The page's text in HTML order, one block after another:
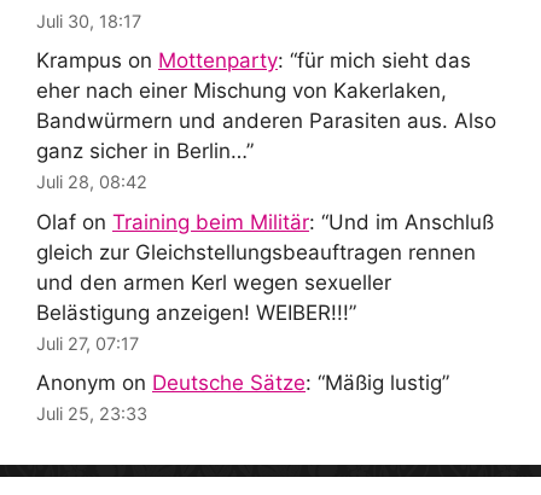
Juli 30, 18:17
Krampus on Mottenparty: “für mich sieht das
eher nach einer Mischung von Kakerlaken,
Bandwürmern und anderen Parasiten aus. Also
ganz sicher in Berlin…”
Juli 28, 08:42
Olaf on Training beim Militär: “Und im Anschluß
gleich zur Gleichstellungsbeauftragen rennen
und den armen Kerl wegen sexueller
Belästigung anzeigen! WEIBER!!!”
Juli 27, 07:17
Anonym on Deutsche Sätze: “Mäßig lustig”
Juli 25, 23:33